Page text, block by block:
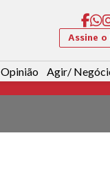
Assine
Opinião Agir/